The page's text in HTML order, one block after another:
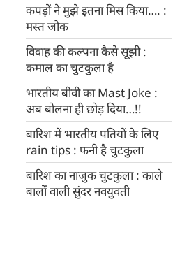
कपड़ों ने मुझे इतना मिस किया…. :
मस्त जोक
विवाह की कल्पना कैसे सूझी :
कमाल का चुटकुला है
भारतीय बीवी का Mast Joke :
अब बोलना ही छोड़ दिया…!!
बारिश में भारतीय पतियों के लिए
rain tips : फनी है चुटकुला
बारिश का नाजुक चुटकुला : काले
बालों वाली सुंदर नवयुवती